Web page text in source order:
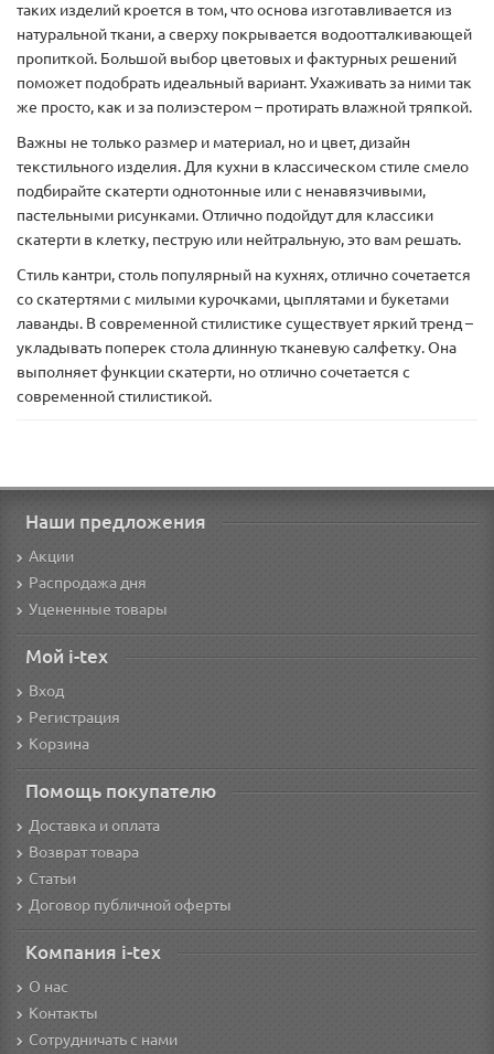
таких изделий кроется в том, что основа изготавливается из
натуральной ткани, а сверху покрывается водоотталкивающей
пропиткой. Большой выбор цветовых и фактурных решений
поможет подобрать идеальный вариант. Ухаживать за ними так
же просто, как и за полиэстером – протирать влажной тряпкой.
Важны не только размер и материал, но и цвет, дизайн
текстильного изделия. Для кухни в классическом стиле смело
подбирайте скатерти однотонные или с ненавязчивыми,
пастельными рисунками. Отлично подойдут для классики
скатерти в клетку, пеструю или нейтральную, это вам решать.
Стиль кантри, столь популярный на кухнях, отлично сочетается
со скатертями с милыми курочками, цыплятами и букетами
лаванды. В современной стилистике существует яркий тренд –
укладывать поперек стола длинную тканевую салфетку. Она
выполняет функции скатерти, но отлично сочетается с
современной стилистикой.
Наши предложения
Акции
Распродажа дня
Уцененные товары
Мой i-tex
Вход
Регистрация
Корзина
Помощь покупателю
Доставка и оплата
Возврат товара
Статьи
Договор публичной оферты
Компания i-tex
О нас
Контакты
Сотрудничать с нами